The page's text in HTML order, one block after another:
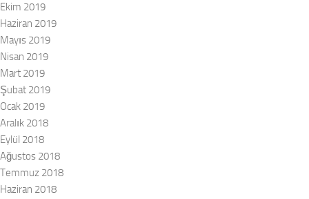
Ekim 2019
Haziran 2019
Mayıs 2019
Nisan 2019
Mart 2019
Şubat 2019
Ocak 2019
Aralık 2018
Eylül 2018
Ağustos 2018
Temmuz 2018
Haziran 2018